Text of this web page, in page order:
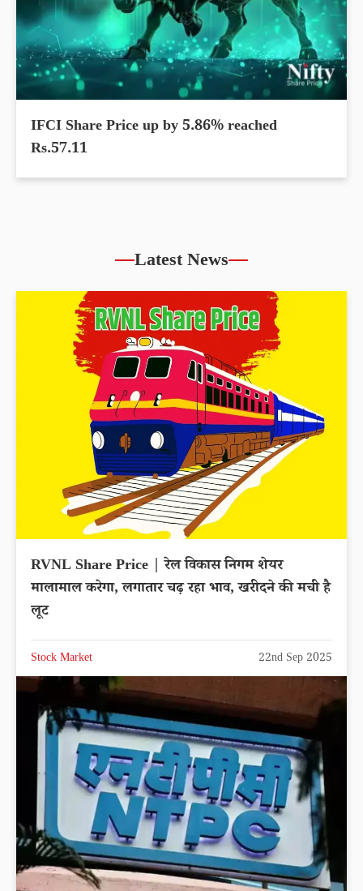
IFCI Share Price up by 5.86% reached
Rs.57.11
Latest News
RVNL Share Price | रेल विकास निगम शेयर
मालामाल करेगा, लगातार चढ़ रहा भाव, खरीदने की मची है
लूट
Stock Market 22nd Sep 2025